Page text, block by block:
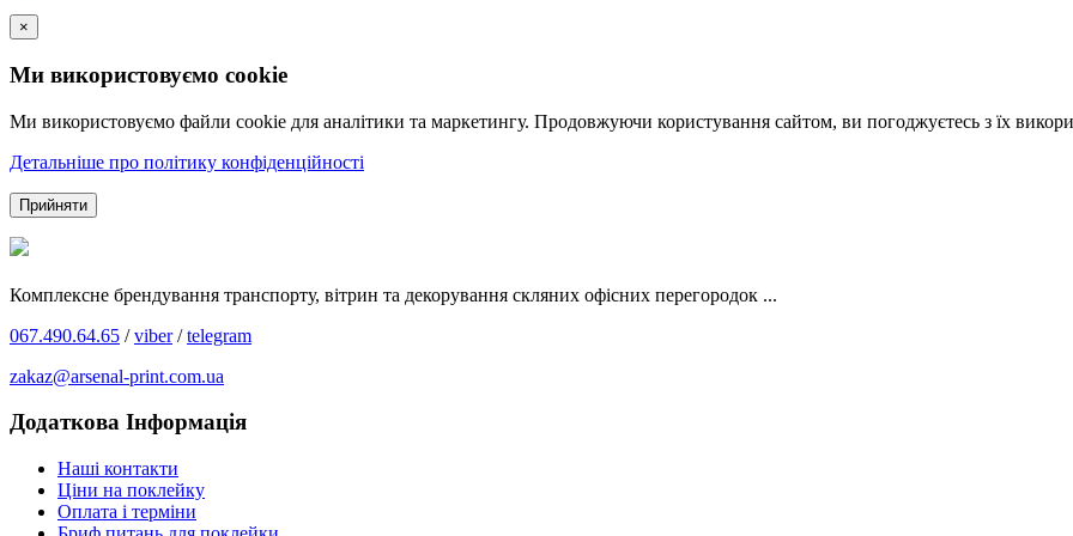
×
Ми використовуємо cookie
Ми використовуємо файли cookie для аналітики та маркетингу. Продовжуючи користування сайтом, ви погоджуєтесь з їх
Детальніше про політику конфіденційності
Прийняти
Комплексне брендування транспорту, вітрин та декорування скляних офісних перегородок ...
067.490.64.65 /viber/telegram
zakaz@arsenal-print.com.ua
Додаткова Інформація
Наші контакти
Ціни на поклейку
Оплата і терміни